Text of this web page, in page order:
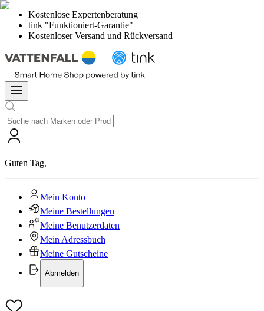
Kostenlose Expertenberatung
tink "Funktioniert-Garantie"
Kostenloser Versand und Rückversand
Guten Tag,
Mein Konto
Meine Bestellungen
Meine Benutzerdaten
Mein Adressbuch
Meine Gutscheine
Abmelden